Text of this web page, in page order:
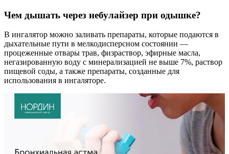
Чем дышать через небулайзер при одышке?
В ингалятор можно заливать препараты, которые подаются в
дыхательные пути в мелкодисперсном состоянии —
процеженные отвары трав, физраствор, эфирные масла,
негазированную воду с минерализацией не выше 7%, раствор
пищевой соды, а также препараты, созданные для
использования в ингаляторе.